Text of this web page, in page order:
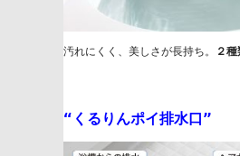
汚れにくく、美しさが長持ち。 ２
“ くるりんポイ排水口”